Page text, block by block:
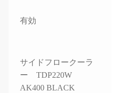
有効
サイドフロークーラ
ー TDP220W
AK400 BLACK